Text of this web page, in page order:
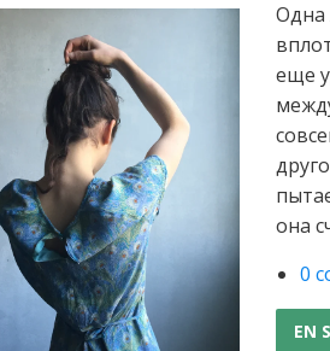
Одна
еще
она
0
EN